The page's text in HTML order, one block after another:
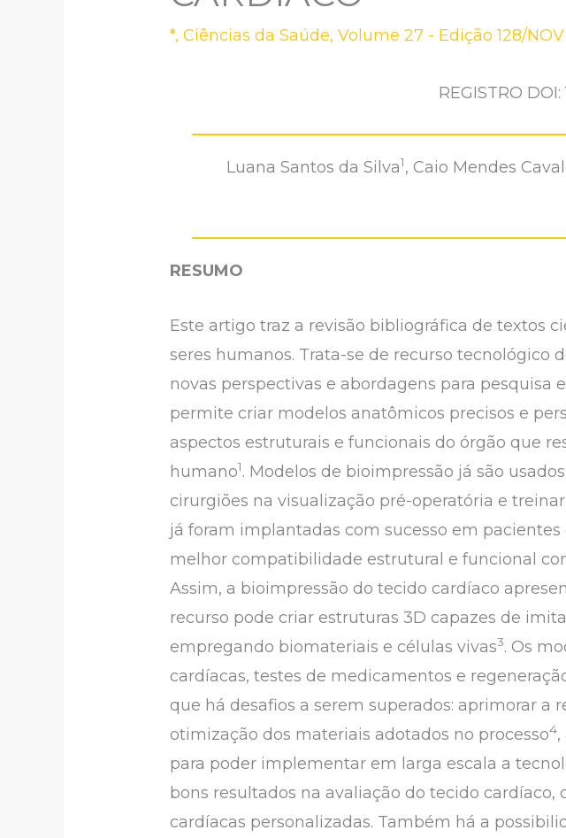
*,Ciências da Saúde,Volume 27 - Edição 128/
REGISTRO DOI:
Luana Santos da Silva1, Caio Mendes
RESUMO
Este artigo traz a revisão bibliográfica de textos
seres humanos. Trata-se de recurso tecnológico
novas perspectivas e abordagens para pesquisa
permite criar modelos anatômicos precisos e
aspectos estruturais e funcionais do órgão que
humano1. Modelos de bioimpressão já são
cirurgiões na visualização pré-operatória e
já foram implantadas com sucesso em
melhor compatibilidade estrutural e funcional
Assim, a bioimpressão do tecido cardíaco
recurso pode criar estruturas 3D capazes de
empregando biomateriais e células vivas3. Os
cardíacas, testes de medicamentos e
que há desafios a serem superados: aprimorar a
otimização dos materiais adotados no processo4
para poder implementar em larga escala a
bons resultados na avaliação do tecido
cardíacas personalizadas. Também há a